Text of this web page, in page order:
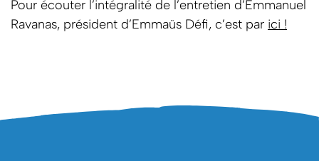
Pour écouter l’intégralité de l’entretien d’Emmanuel
Ravanas, président d’Emmaüs Défi, c’est par ici !